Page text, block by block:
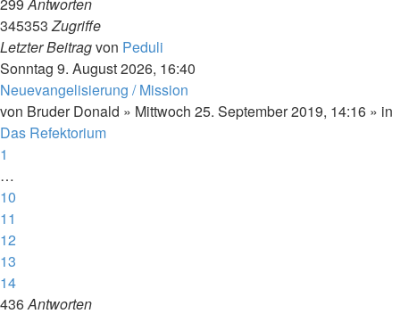
345353Zugriffe
Letzter Beitragvon Peduli
Sonntag 9. August 2026, 16:40
Neuevangelisierung / Mission
von Bruder Donald » Mittwoch 25. September 2019, 14:16 » in
Das Refektorium
1
…
10
11
12
13
14
436Antworten